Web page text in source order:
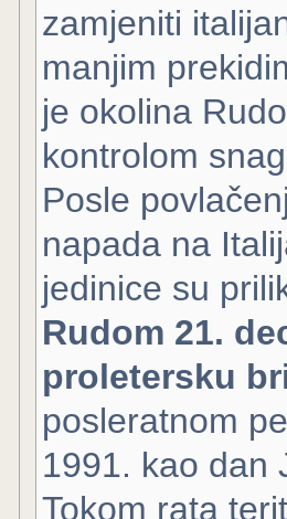
zamjeniti
manjim
je okolina
kontrolom
Posle
napada na
jedinice su
Rudom 21.
proletersku
posleratnom
1991. kao dan
Tokom rata